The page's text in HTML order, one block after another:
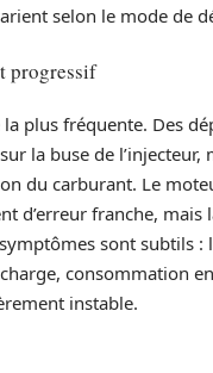
selon le mode de
progressif
la plus fréquente. Des
la buse de
du carburant. Le
d’erreur franche, mais
sont subtils :
consommation
instable.